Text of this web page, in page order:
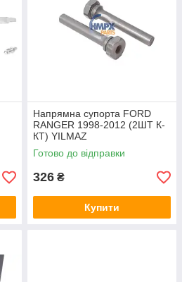
Напрямна супорта FORD
RANGER 1998-2012 (2ШТ К-
КТ) YILMAZ
Готово до відправки
326 ₴
Купити